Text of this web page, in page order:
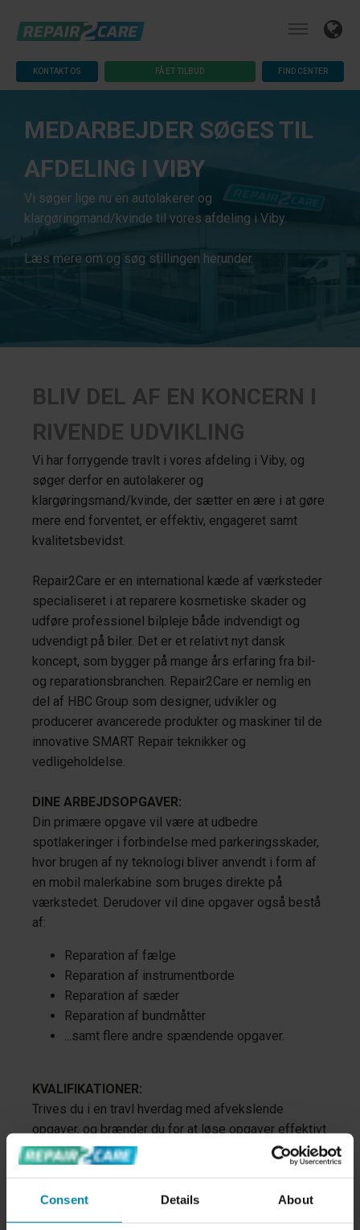
Consent Details About
KONTAKT OS FÅ ET TILBUD FIND CENTER
MEDARBEJDER SØGES TIL
AFDELING I VIBY
Vi søger lige nu en autolakerer og
klargøringmand/kvinde til vores afdeling i Viby.
Læs mere om og søg stillingen herunder.
BLIV DEL AF EN KONCERN I
RIVENDE UDVIKLING
Vi har forrygende travlt i vores afdeling i Viby, og
søger derfor en autolakerer og
klargøringsmand/kvinde, der sætter en ære i at gøre
mere end forventet, er effektiv, engageret samt
kvalitetsbevidst.
Repair2Care er en international kæde af værksteder
specialiseret i at reparere kosmetiske skader og
udføre professionel bilpleje både indvendigt og
udvendigt på biler. Det er et relativt nyt dansk
koncept, som bygger på mange års erfaring fra bil-
og reparationsbranchen. Repair2Care er nemlig en
del af HBC Group som designer, udvikler og
producerer avancerede produkter og maskiner til de
innovative SMART Repair teknikker og
vedligeholdelse.
DINE ARBEJDSOPGAVER:
Din primære opgave vil være at udbedre
spotlakeringer i forbindelse med parkeringsskader,
hvor brugen af ny teknologi bliver anvendt i form af
en mobil malerkabine som bruges direkte på
værkstedet. Derudover vil dine opgaver også bestå
af:
Reparation af fælge
Reparation af instrumentborde
Reparation af sæder
Reparation af bundmåtter
...samt flere andre spændende opgaver.
KVALIFIKATIONER:
Trives du i en travl hverdag med afvekslende
opgaver, og brænder du for at løse opgaver effektivt
og med høj kvalitet? Vi leder efter en selvstændig,
stabil og fleksibel medarbejder, som har gode